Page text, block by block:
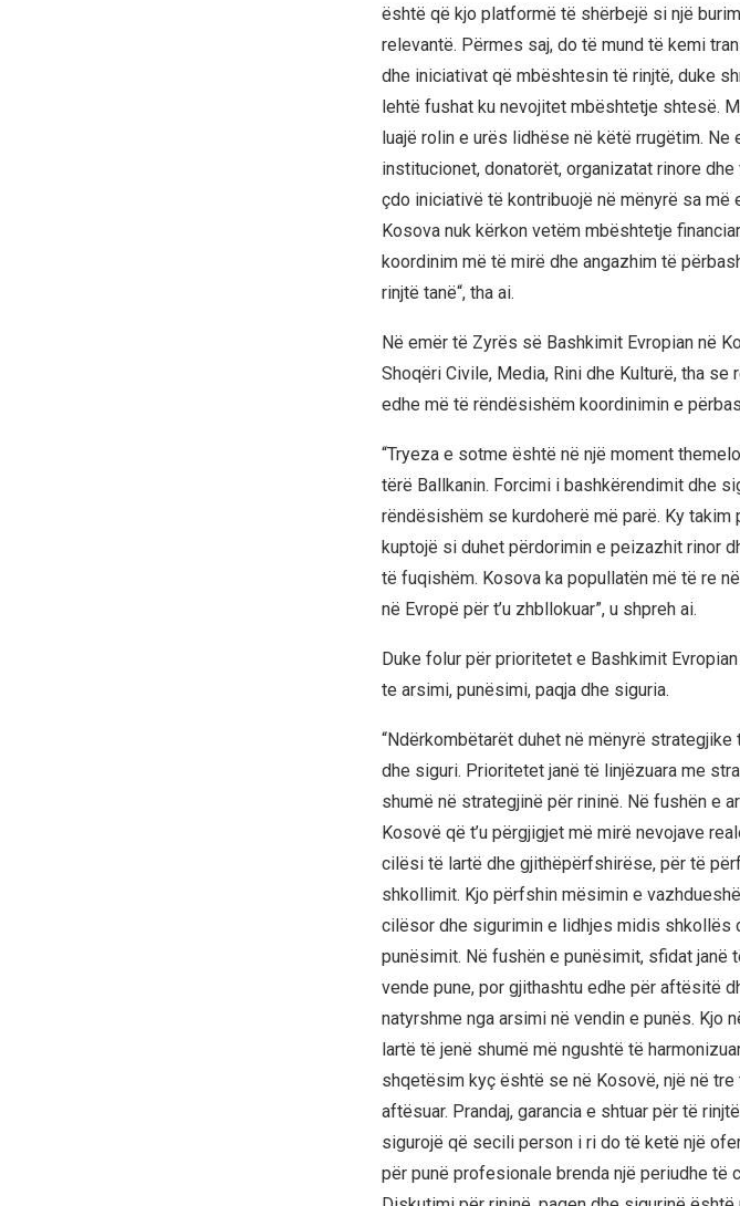
është që kjo platformë të shërbejë si një
relevantë. Përmes saj, do të mund të kemi
dhe iniciativat që mbështesin të rinjtë, duke
lehtë fushat ku nevojitet mbështetje shtesë.
luajë rolin e urës lidhëse në këtë rrugëtim.
institucionet, donatorët, organizatat rinore
çdo iniciativë të kontribuojë në mënyrë sa
Kosova nuk kërkon vetëm mbështetje
koordinim më të mirë dhe angazhim të
rinjtë tanë“, tha ai.
Në emër të Zyrës së Bashkimit Evropian në
Shoqëri Civile, Media, Rini dhe Kulturë, tha
edhe më të rëndësishëm koordinimin e
“Tryeza e sotme është në një moment
tërë Ballkanin. Forcimi i bashkërendimit dhe
rëndësishëm se kurdoherë më parë. Ky
kuptojë si duhet përdorimin e peizazhit rinor
të fuqishëm. Kosova ka popullatën më të re
në Evropë për t’u zhbllokuar”, u shpreh ai.
Duke folur për prioritetet e Bashkimit
te arsimi, punësimi, paqja dhe siguria.
“Ndërkombëtarët duhet në mënyrë
dhe siguri. Prioritetet janë të linjëzuara me
shumë në strategjinë për rininë. Në fushën e
Kosovë që t’u përgjigjet më mirë nevojave
cilësi të lartë dhe gjithëpërfshirëse, për të
shkollimit. Kjo përfshin mësimin e
cilësor dhe sigurimin e lidhjes midis shkollës
punësimit. Në fushën e punësimit, sfidat janë
vende pune, por gjithashtu edhe për aftësitë
natyrshme nga arsimi në vendin e punës. Kjo
lartë të jenë shumë më ngushtë të
shqetësim kyç është se në Kosovë, një në
aftësuar. Prandaj, garancia e shtuar për të
sigurojë që secili person i ri do të ketë një
për punë profesionale brenda një periudhe të